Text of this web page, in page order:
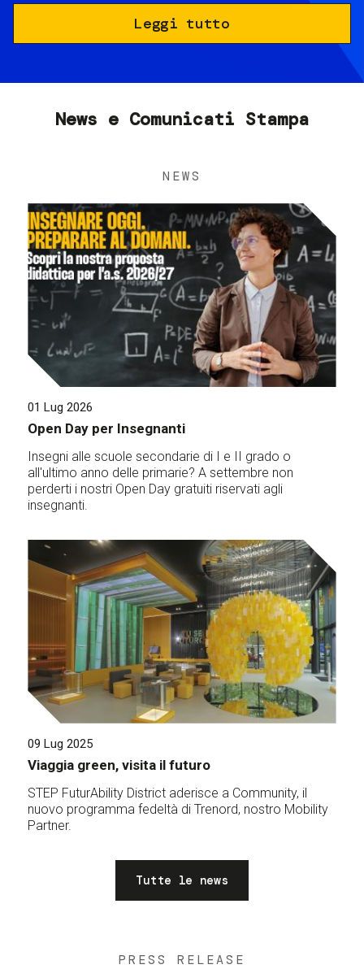
Leggi tutto
News e Comunicati Stampa
NEWS
01 Lug 2026
Open Day per Insegnanti
Insegni alle scuole secondarie di I e II grado o
all'ultimo anno delle primarie? A settembre non
perderti i nostri Open Day gratuiti riservati agli
insegnanti.
09 Lug 2025
Viaggia green, visita il futuro
STEP FuturAbility District aderisce a Community, il
nuovo programma fedeltà di Trenord, nostro Mobility
Partner.
Tutte le news
PRESS RELEASE